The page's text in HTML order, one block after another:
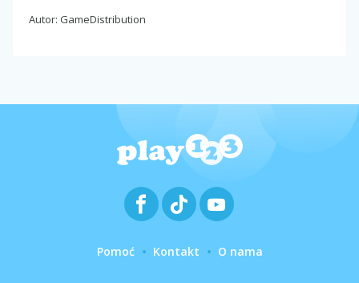
Autor: GameDistribution
Pomoć Kontakt O nama